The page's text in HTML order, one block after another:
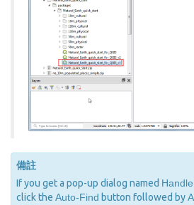
備註
If you get a pop-up dialog named
click the Auto-Find button followed by